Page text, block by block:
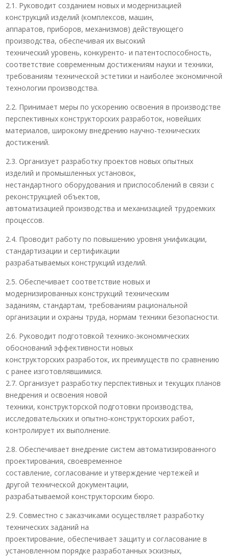
2.1. Руководит созданием новых и модернизацией
конструкций изделий (комплексов, машин,
аппаратов, приборов, механизмов) действующего
производства, обеспечивая их высокий
технический уровень, конкуренто- и патентоспособность,
соответствие современным достижениям науки и техники,
требованиям технической эстетики и наиболее экономичной
технологии производства.
2.2. Принимает меры по ускорению освоения в производстве
перспективных конструкторских разработок, новейших
материалов, широкому внедрению научно-технических
достижений.
2.3. Организует разработку проектов новых опытных
изделий и промышленных установок,
нестандартного оборудования и приспособлений в связи с
реконструкцией объектов,
автоматизацией производства и механизацией трудоемких
процессов.
2.4. Проводит работу по повышению уровня унификации,
стандартизации и сертификации
разрабатываемых конструкций изделий.
2.5. Обеспечивает соответствие новых и
модернизированных конструкций техническим
заданиям, стандартам, требованиям рациональной
организации и охраны труда, нормам техники безопасности.
2.6. Руководит подготовкой технико-экономических
обоснований эффективности новых
конструкторских разработок, их преимуществ по сравнению
с ранее изготовлявшимися.
2.7. Организует разработку перспективных и текущих планов
внедрения и освоения новой
техники, конструкторской подготовки производства,
исследовательских и опытно-конструкторских работ,
контролирует их выполнение.
2.8. Обеспечивает внедрение систем автоматизированного
проектирования, своевременное
составление, согласование и утверждение чертежей и
другой технической документации,
разрабатываемой конструкторским бюро.
2.9. Совместно с заказчиками осуществляет разработку
технических заданий на
проектирование, обеспечивает защиту и согласование в
установленном порядке разработанных эскизных,